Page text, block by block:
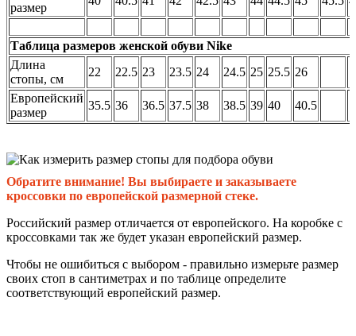
размер
Таблица размеров женской обуви Nike
Длина
стопы, см
22 22.5 23 23.5 24 24.5 25 25.5 26
Европейский
размер
35.5 36 36.5 37.5 38 38.5 39 40 40.5
Обратите внимание! Вы выбираете и заказываете
кроссовки по европейской размерной стеке.
Российский размер отличается от европейского. На коробке с
кроссовками так же будет указан европейский размер.
Чтобы не ошибиться с выбором - правильно измерьте размер
своих стоп в сантиметрах и по таблице определите
соответствующий европейский размер.